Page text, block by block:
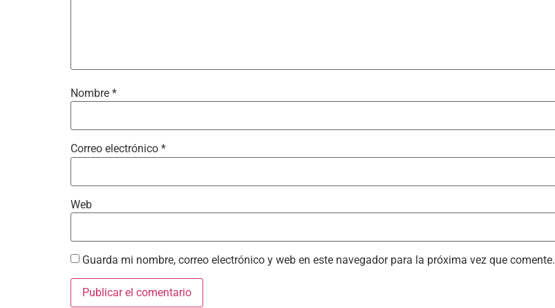
Nombre *
Correo electrónico *
Web
Guarda mi nombre, correo electrónico y web en este navegador para la próxima vez que comente.